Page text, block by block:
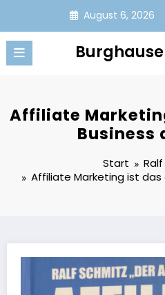
springen
August 6, 2026
Affiliate
Business
Start
Affiliate Marketing ist